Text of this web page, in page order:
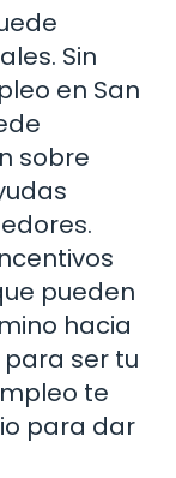
Sin
en San
sobre
pueden
hacia
ser tu
te
para dar